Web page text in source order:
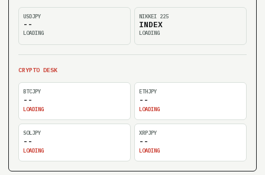
USDJPY
--
LOADING
NIKKEI 225
INDEX
LOADING
CRYPTO DESK
BTCJPY
--
LOADING
ETHJPY
--
LOADING
SOLJPY
--
LOADING
XRPJPY
--
LOADING